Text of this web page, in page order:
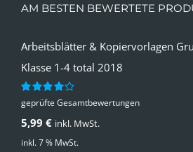
AM BESTEN BEWERTETE
Arbeitsblätter & Kopiervorlagen
Klasse 1-4 total 2018
Bewertet
von 5
geprüfte Gesamtbewertungen
5,99 € inkl. MwSt.
inkl. 7 % MwSt.